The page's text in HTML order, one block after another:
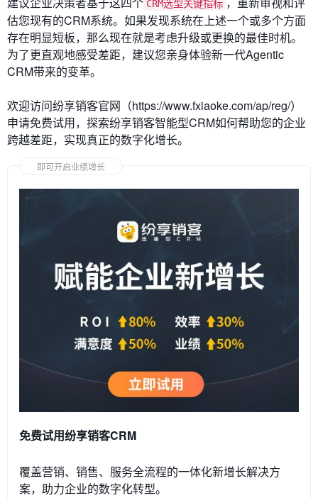
CRM选型关键指标
估您现有的CRM系统。如果发现系统在上述一个或多个方面
存在明显短板，那么现在就是考虑升级或更换的最佳时机。
为了更直观地感受差距，建议您亲身体验新一代Agentic
CRM带来的变革。
欢迎访问纷享销客官网（https://www.fxiaoke.com/ap/reg/）
申请免费试用，探索纷享销客智能型CRM如何帮助您的企业
跨越差距，实现真正的数字化增长。
即可开启业绩增长
免费试用纷享销客CRM
覆盖营销、销售、服务全流程的一体化新增长解决方
案，助力企业的数字化转型。